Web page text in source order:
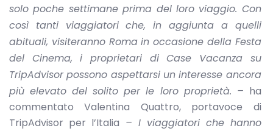
solo poche settimane prima del loro viaggio. Con
così tanti viaggiatori che, in aggiunta a quelli
abituali, visiteranno Roma in occasione della Festa
del Cinema, i proprietari di Case Vacanza su
TripAdvisor possono aspettarsi un interesse ancora
più elevato del solito per le loro proprietà. – ha
commentato Valentina Quattro, portavoce di
TripAdvisor per l’Italia – I viaggiatori che hanno